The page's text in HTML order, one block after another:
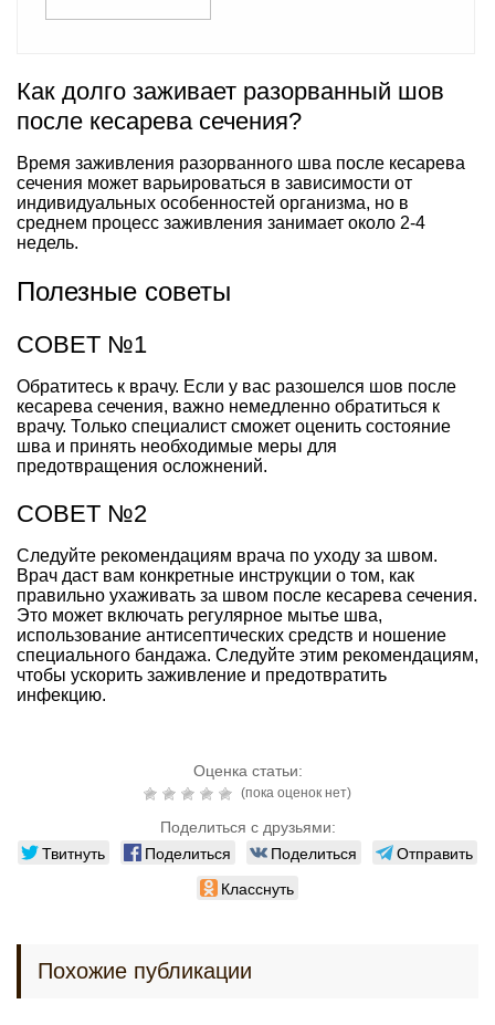
Как долго заживает разорванный шов
после кесарева сечения?
Время заживления разорванного шва после кесарева
сечения может варьироваться в зависимости от
индивидуальных особенностей организма, но в
среднем процесс заживления занимает около 2-4
недель.
Полезные советы
СОВЕТ №1
Обратитесь к врачу. Если у вас разошелся шов после
кесарева сечения, важно немедленно обратиться к
врачу. Только специалист сможет оценить состояние
шва и принять необходимые меры для
предотвращения осложнений.
СОВЕТ №2
Следуйте рекомендациям врача по уходу за швом.
Врач даст вам конкретные инструкции о том, как
правильно ухаживать за швом после кесарева сечения.
Это может включать регулярное мытье шва,
использование антисептических средств и ношение
специального бандажа. Следуйте этим рекомендациям,
чтобы ускорить заживление и предотвратить
инфекцию.
Оценка статьи:
(пока оценок нет)
Поделиться с друзьями:
Твитнуть Поделиться Поделиться
Отправить
Класснуть
Похожие публикации